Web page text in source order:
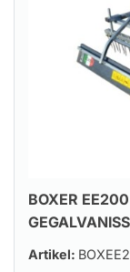
BOXER
Artikel: